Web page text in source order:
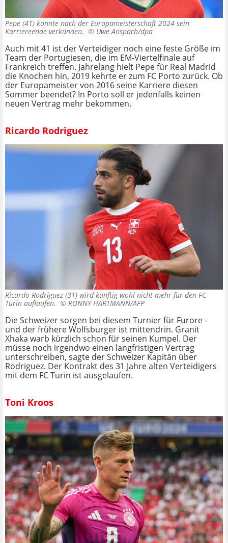
Pepe (41) könnte nach der Europameisterschaft 2024 sein
Karriereende verkünden. © Uwe Anspach/dpa
Auch mit 41 ist der Verteidiger noch eine feste Größe im
Team der Portugiesen, die im EM-Viertelfinale auf
Frankreich treffen. Jahrelang hielt Pepe für Real Madrid
die Knochen hin, 2019 kehrte er zum FC Porto zurück. Ob
der Europameister von 2016 seine Karriere diesen
Sommer beendet? In Porto soll er jedenfalls keinen
neuen Vertrag mehr bekommen.
Ricardo Rodriguez
Ricardo Rodriguez (31) wird künftig wohl nicht mehr für den FC
Turin auflaufen. © RONNY HARTMANN/AFP
Die Schweizer sorgen bei diesem Turnier für Furore -
und der frühere Wolfsburger ist mittendrin. Granit
Xhaka warb kürzlich schon für seinen Kumpel. Der
müsse noch irgendwo einen langfristigen Vertrag
unterschreiben, sagte der Schweizer Kapitän über
Rodriguez. Der Kontrakt des 31 Jahre alten Verteidigers
mit dem FC Turin ist ausgelaufen.
Toni Kroos